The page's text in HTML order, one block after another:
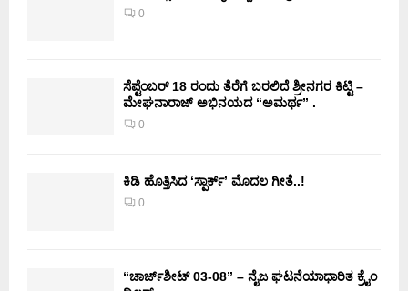
0
ಸೆಪ್ಟೆಂಬರ್ 18 ರಂದು ತೆರೆಗೆ ಬರಲಿದೆ ಶ್ರೀನಗರ ಕಿಟ್ಟಿ –
ಮೇಘನಾರಾಜ್ ಅಭಿನಯದ “ಅಮರ್ಥ” .
0
ಕಿಡಿ‌‌ ಹೊತ್ತಿಸಿದ ‘ಸ್ಪಾರ್ಕ್’ ಮೊದಲ‌ ಗೀತೆ..!
0
“ಚಾರ್ಜ್‌ಶೀಟ್ 03-08” – ನೈಜ ಘಟನೆಯಾಧಾರಿತ ಕ್ರೈಂ